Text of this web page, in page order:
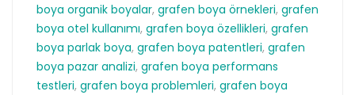
boya organik boyalar, grafen boya örnekleri, grafen
boya otel kullanımı, grafen boya özellikleri, grafen
boya parlak boya, grafen boya patentleri, grafen
boya pazar analizi, grafen boya performans
testleri, grafen boya problemleri, grafen boya